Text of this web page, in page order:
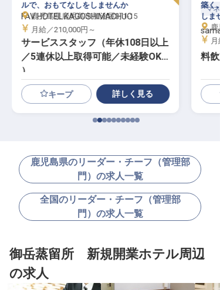
FAV HOTEL KAGOSHIMACHUO
サービススタッフ（年休108日以上
／5連休以上取得可能／未経験OK
）
ルで、おもてなしをしませんか
鹿児島県鹿児島市加治屋町1-15
月給／210,000円～
キープ 詳しく見る
マ
料
築く
しま
鹿
鹿児島県のリーダー・チーフ（管理部
門）の求人一覧
全国のリーダー・チーフ（管理部
門）の求人一覧
御岳蒸留所 新規開業ホテル周辺
の求人